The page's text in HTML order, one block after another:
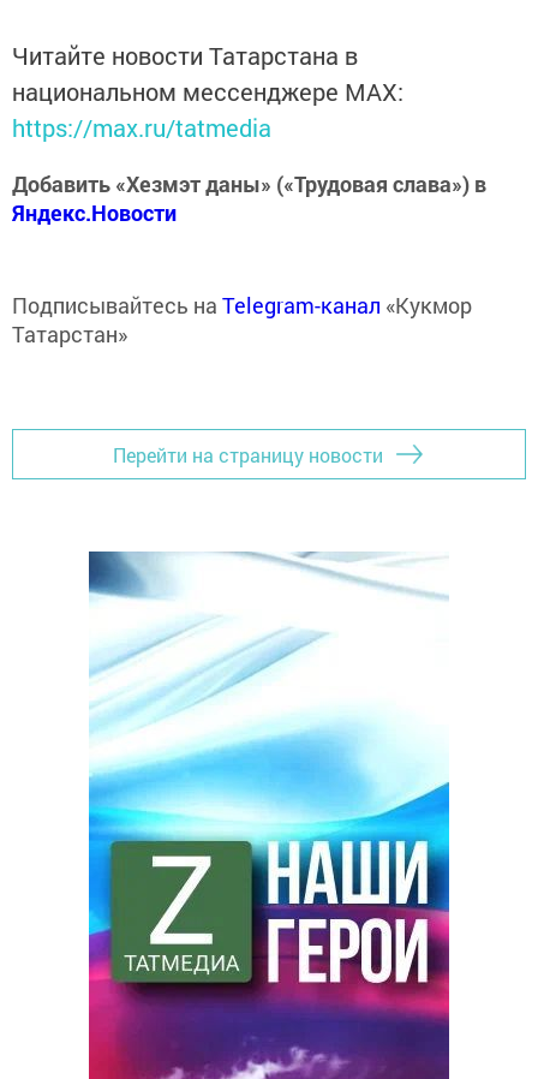
Читайте новости Татарстана в
национальном мессенджере MАХ:
https://max.ru/tatmedia
Добавить «Хезмэт даны» («Трудовая слава») в
Яндекс.Новости
Подписывайтесь на Telegram-канал «Кукмор
Татарстан»
Перейти на страницу новости